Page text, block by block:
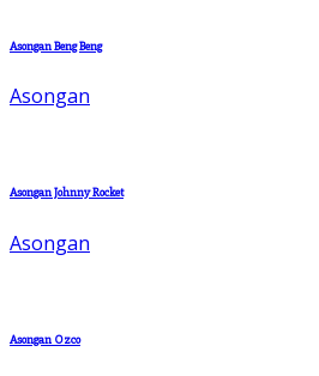
Asongan Beng Beng
Asongan
Asongan Johnny Rocket
Asongan
Asongan Ozco